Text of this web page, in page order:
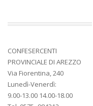
CONFESERCENTI
PROVINCIALE DI AREZZO
Via Fiorentina, 240
Lunedì-Venerdì:
9.00-13.00 14.00-18.00